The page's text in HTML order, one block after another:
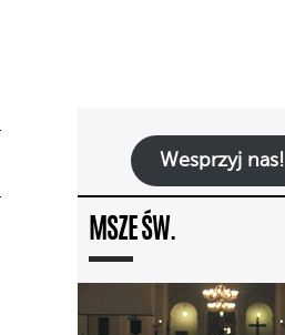
Wesprzyj nas!
MSZE ŚW.